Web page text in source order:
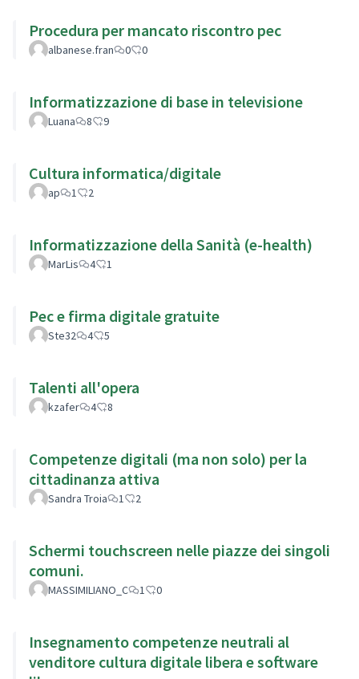
Procedura per mancato riscontro pec
albanese.fran 0 0
Informatizzazione di base in televisione
Luana 8 9
Cultura informatica/digitale
ap 1 2
Informatizzazione della Sanità (e-health)
MarLis 4 1
Pec e firma digitale gratuite
Ste32 4 5
Talenti all'opera
kzafer 4 8
Competenze digitali (ma non solo) per la
cittadinanza attiva
Sandra Troia 1 2
Schermi touchscreen nelle piazze dei singoli
comuni.
MASSIMILIANO_C 1 0
Insegnamento competenze neutrali al
venditore cultura digitale libera e software